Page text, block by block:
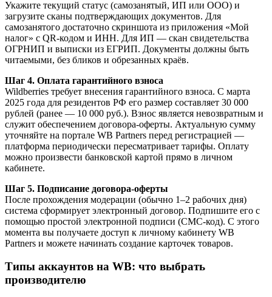
Укажите текущий статус (самозанятый, ИП или ООО) и
загрузите сканы подтверждающих документов. Для
самозанятого достаточно скриншота из приложения «Мой
налог» с QR-кодом и ИНН. Для ИП — скан свидетельства
ОГРНИП и выписки из ЕГРИП. Документы должны быть
читаемыми, без бликов и обрезанных краёв.
Шаг 4. Оплата гарантийного взноса
Wildberries требует внесения гарантийного взноса. С марта
2025 года для резидентов РФ его размер составляет 30 000
рублей (ранее — 10 000 руб.). Взнос является невозвратным и
служит обеспечением договора-оферты. Актуальную сумму
уточняйте на портале WB Partners перед регистрацией —
платформа периодически пересматривает тарифы. Оплату
можно произвести банковской картой прямо в личном
кабинете.
Шаг 5. Подписание договора-оферты
После прохождения модерации (обычно 1–2 рабочих дня)
система сформирует электронный договор. Подпишите его с
помощью простой электронной подписи (СМС-код). С этого
момента вы получаете доступ к личному кабинету WB
Partners и можете начинать создание карточек товаров.
Типы аккаунтов на WB: что выбрать
производителю